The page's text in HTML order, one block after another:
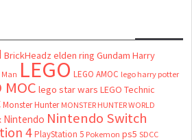
BrickHeadz elden ring Gundam Harry
LEGO LEGO AMOC lego harry potter
MOC lego star wars LEGO Technic
Monster Hunter MONSTER HUNTER WORLD
Nintendo Nintendo Switch
4 PlayStation 5 Pokemon ps5 SDCC